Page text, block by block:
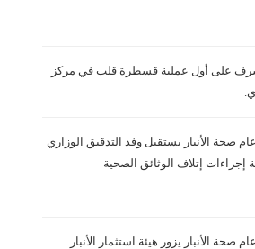
على أول عملية قسطرة قلب في مركز
صحة الأنبار يستقبل وفد التدقيق الوزاري
إجراءات إتلاف الوثائق الصحية
صحة الأنبار يزور هيئة استثمار الأنبار